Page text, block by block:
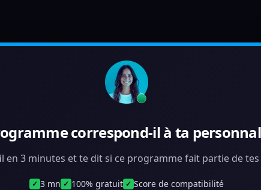
correspond-il à ta
en 3 minutes et te dit si ce programme fait partie de tes
✓ 3 mn ✓ 100% gratuit ✓ Score de compatibilité